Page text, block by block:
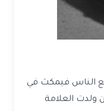
الناس فيمكث في
ولدت العلامة